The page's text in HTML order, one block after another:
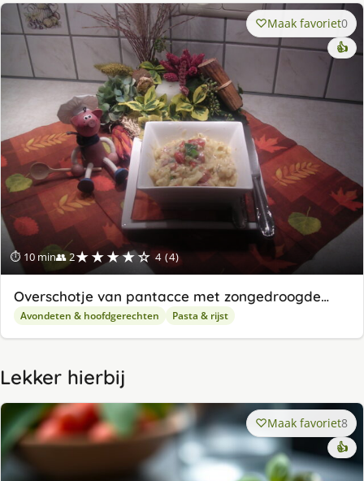
⏱ 10 min👥 2★★★★☆ 4 (4)
Maak favoriet0
👍
Overschotje van pantacce met zongedroogde…
Avondeten & hoofdgerechten Pasta & rijst
Lekker hierbij
Maak favoriet8
👍